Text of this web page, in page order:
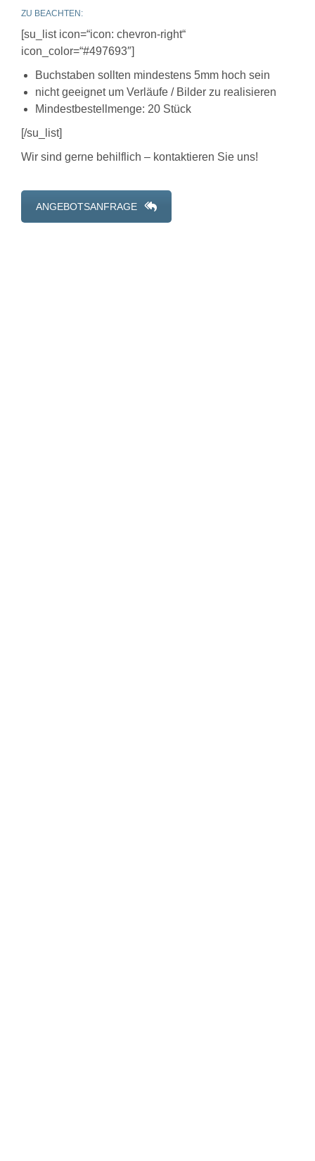
ZU BEACHTEN:
[su_list icon=“icon: chevron-right“
icon_color=“#497693″]
Buchstaben sollten mindestens 5mm hoch sein
nicht geeignet um Verläufe / Bilder zu realisieren
Mindestbestellmenge: 20 Stück
[/su_list]
Wir sind gerne behilflich – kontaktieren Sie uns!
ANGEBOTSANFRAGE